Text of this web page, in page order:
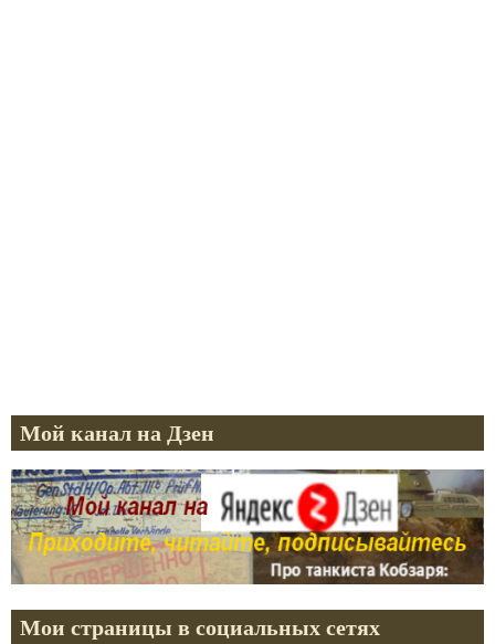
Мой канал на Дзен
Мои страницы в социальных сетях